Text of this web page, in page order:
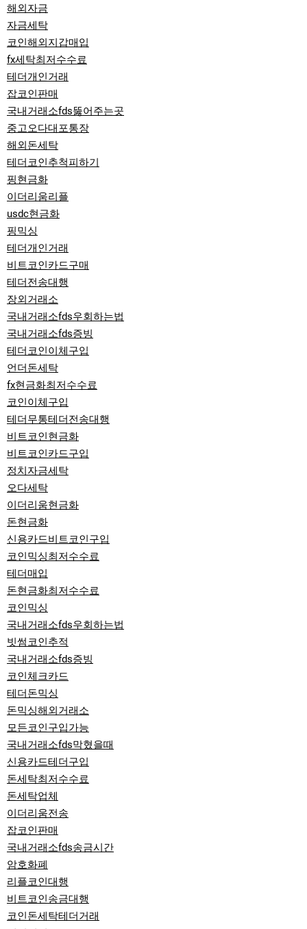
해외자금
자금세탁
코인해외지갑매입
fx세탁최저수수료
테더개인거래
잡코인판매
국내거래소fds뚫어주는곳
중고오다대포통장
해외돈세탁
테더코인추척피하기
핑현금화
이더리움리플
usdc현금화
핑믹싱
테더개인거래
비트코인카드구매
테더전송대행
장외거래소
국내거래소fds우회하는법
국내거래소fds증빙
테더코인이체구입
언더돈세탁
fx현금화최저수수료
코인이체구입
테더무통테더전송대행
비트코인현금화
비트코인카드구입
정치자금세탁
오다세탁
이더리움현금화
돈현금화
신용카드비트코인구입
코인믹싱최저수수료
테더매입
돈현금화최저수수료
코인믹싱
국내거래소fds우회하는법
빗썸코인추적
국내거래소fds증빙
코인체크카드
테더돈믹싱
돈믹싱해외거래소
모든코인구입가능
국내거래소fds막혔을때
신용카드테더구입
돈세탁최저수수료
돈세탁업체
이더리움전송
잡코인판매
국내거래소fds송금시간
암호화폐
리플코인대행
비트코인송금대행
코인돈세탁테더거래